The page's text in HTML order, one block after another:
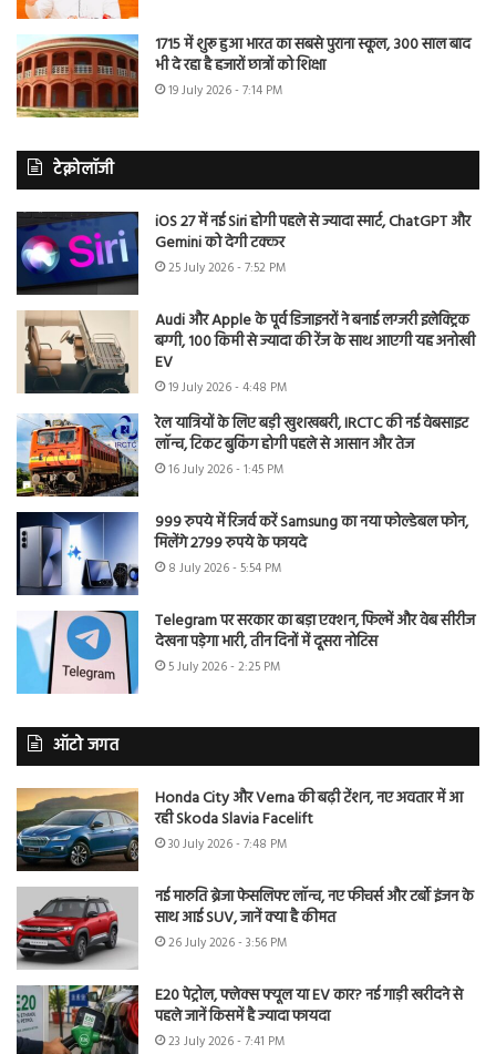
1715 में शुरू हुआ भारत का सबसे पुराना स्कूल, 300 साल बाद
भी दे रहा है हजारों छात्रों को शिक्षा
19 July 2026 - 7:14 PM
टेक्नोलॉजी
iOS 27 में नई Siri होगी पहले से ज्यादा स्मार्ट, ChatGPT और
Gemini को देगी टक्कर
25 July 2026 - 7:52 PM
Audi और Apple के पूर्व डिजाइनरों ने बनाई लग्जरी इलेक्ट्रिक
बग्गी, 100 किमी से ज्यादा की रेंज के साथ आएगी यह अनोखी
EV
19 July 2026 - 4:48 PM
रेल यात्रियों के लिए बड़ी खुशखबरी, IRCTC की नई वेबसाइट
लॉन्च, टिकट बुकिंग होगी पहले से आसान और तेज
16 July 2026 - 1:45 PM
999 रुपये में रिजर्व करें Samsung का नया फोल्डेबल फोन,
मिलेंगे 2799 रुपये के फायदे
8 July 2026 - 5:54 PM
Telegram पर सरकार का बड़ा एक्शन, फिल्में और वेब सीरीज
देखना पड़ेगा भारी, तीन दिनों में दूसरा नोटिस
5 July 2026 - 2:25 PM
ऑटो जगत
Honda City और Verna की बढ़ी टेंशन, नए अवतार में आ
रही Skoda Slavia Facelift
30 July 2026 - 7:48 PM
नई मारुति ब्रेजा फेसलिफ्ट लॉन्च, नए फीचर्स और टर्बो इंजन के
साथ आई SUV, जानें क्या है कीमत
26 July 2026 - 3:56 PM
E20 पेट्रोल, फ्लेक्स फ्यूल या EV कार? नई गाड़ी खरीदने से
पहले जानें किसमें है ज्यादा फायदा
23 July 2026 - 7:41 PM